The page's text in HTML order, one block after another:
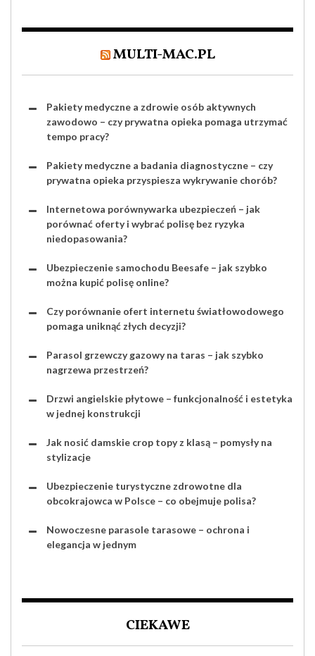
MULTI-MAC.PL
Pakiety medyczne a zdrowie osób aktywnych
zawodowo – czy prywatna opieka pomaga utrzymać
tempo pracy?
Pakiety medyczne a badania diagnostyczne – czy
prywatna opieka przyspiesza wykrywanie chorób?
Internetowa porównywarka ubezpieczeń – jak
porównać oferty i wybrać polisę bez ryzyka
niedopasowania?
Ubezpieczenie samochodu Beesafe – jak szybko
można kupić polisę online?
Czy porównanie ofert internetu światłowodowego
pomaga uniknąć złych decyzji?
Parasol grzewczy gazowy na taras – jak szybko
nagrzewa przestrzeń?
Drzwi angielskie płytowe – funkcjonalność i estetyka
w jednej konstrukcji
Jak nosić damskie crop topy z klasą – pomysły na
stylizacje
Ubezpieczenie turystyczne zdrowotne dla
obcokrajowca w Polsce – co obejmuje polisa?
Nowoczesne parasole tarasowe – ochrona i
elegancja w jednym
CIEKAWE